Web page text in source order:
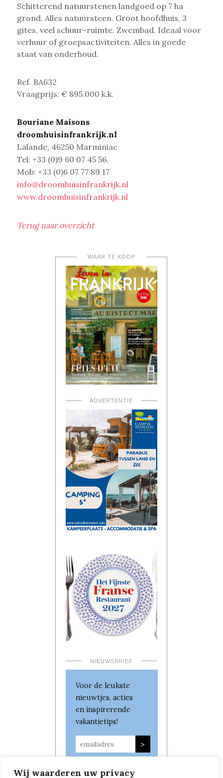
Wij waarderen uw privacy
Schitterend natuurstenen landgoed op 7 ha
grond. Alles natuursteen. Groot hoofdhuis, 3
gites, veel schuur-ruimte. Zwembad. Ideaal voor
verhuur of groepsactiviteiten. Alles in goede
staat van onderhoud.
Ref. BA632
Vraagprijs: € 895.000 k.k.
Bouriane Maisons
droomhuisinfrankrijk.nl
Lalande, 46250 Marminiac
Tel: +33 (0)9 60 07 45 56,
Mob: +33 (0)6 07 77 89 17
info@droomhuisinfrankrijk.nl
www.droomhuisinfrankrijk.nl
Terug naar overzicht
WAAR TE KOOP
ADVERTENTIE
NIEUWSBRIEF
Voor de leukste
nieuwtjes, acties
en inspirerende
vakantietips!